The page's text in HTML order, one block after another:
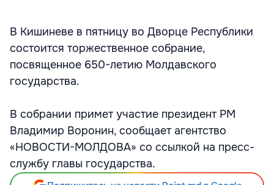
В Кишиневе в пятницу во Дворце Республики
состоится торжественное собрание,
посвященное 650-летию Молдавского
государства.
В собрании примет участие президент РМ
Владимир Воронин, сообщает агентство
«НОВОСТИ-МОЛДОВА» со ссылкой на пресс-
службу главы государства.